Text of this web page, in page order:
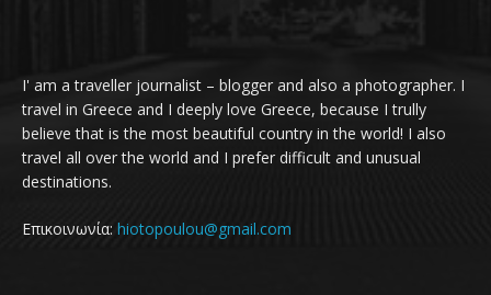
I' am a traveller journalist – blogger and also a photographer. I
travel in Greece and I deeply love Greece, because I trully
believe that is the most beautiful country in the world! I also
travel all over the world and I prefer difficult and unusual
destinations.
Επικοινωνία: hiotopoulou@gmail.com